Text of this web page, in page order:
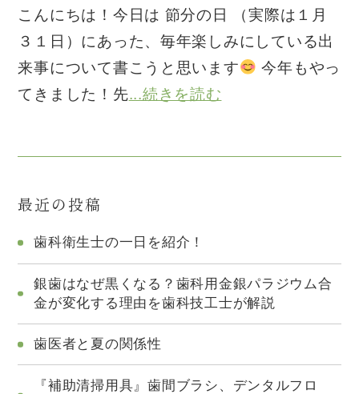
こんにちは！今日は 節分の日 （実際は１月
３１日）にあった、毎年楽しみにしている出
来事について書こうと思います
今年もやっ
てきました！先...続きを読む
最近の投稿
歯科衛生士の一日を紹介！
銀歯はなぜ黒くなる？歯科用金銀パラジウム合
金が変化する理由を歯科技工士が解説
歯医者と夏の関係性
『補助清掃用具』歯間ブラシ、デンタルフロ